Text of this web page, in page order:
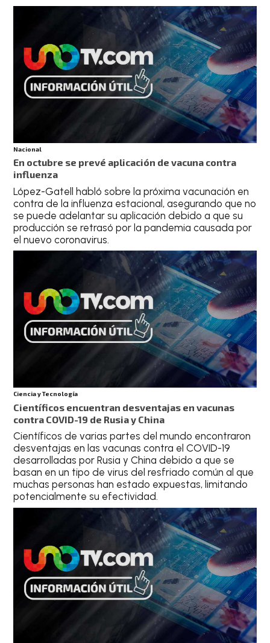
Nacional
En octubre se prevé aplicación de vacuna contra
influenza
López-Gatell habló sobre la próxima vacunación en
contra de la influenza estacional, asegurando que no
se puede adelantar su aplicación debido a que su
producción se retrasó por la pandemia causada por
el nuevo coronavirus.
Ciencia y Tecnología
Científicos encuentran desventajas en vacunas
contra COVID-19 de Rusia y China
Científicos de varias partes del mundo encontraron
desventajas en las vacunas contra el COVID-19
desarrolladas por Rusia y China debido a que se
basan en un tipo de virus del resfriado común al que
muchas personas han estado expuestas, limitando
potencialmente su efectividad.